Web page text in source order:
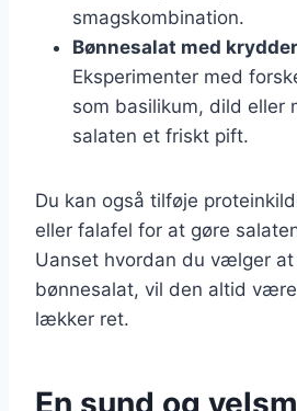
smagskombination.
Bønnesalat med
Eksperimenter med
som basilikum, dild eller
salaten et friskt pift.
Du kan også tilføje
eller falafel for at gøre
Uanset hvordan du vælger at
bønnesalat, vil den altid
lækker ret.
En sund og